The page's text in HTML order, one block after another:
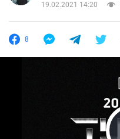
19.02.2021 14:20
8